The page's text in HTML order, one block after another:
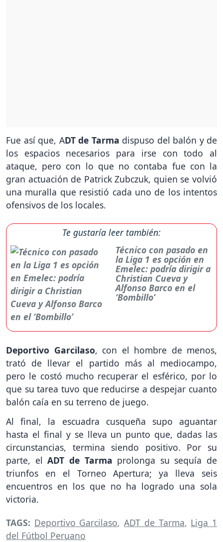
Fue así que, ADT de Tarma dispuso del balón y de
los espacios necesarios para irse con todo al
ataque, pero con lo que no contaba fue con la
gran actuación de Patrick Zubczuk, quien se volvió
una muralla que resistió cada uno de los intentos
ofensivos de los locales.
Te gustaría leer también:
Técnico con pasado en
la Liga 1 es opción en
Emelec: podría dirigir a
Christian Cueva y
Alfonso Barco en el
‘Bombillo’
Deportivo Garcilaso, con el hombre de menos,
trató de llevar el partido más al mediocampo,
pero le costó mucho recuperar el esférico, por lo
que su tarea tuvo que reducirse a despejar cuanto
balón caía en su terreno de juego.
Al final, la escuadra cusqueña supo aguantar
hasta el final y se lleva un punto que, dadas las
circunstancias, termina siendo positivo. Por su
parte, elADT de Tarma prolonga su sequía de
triunfos en el Torneo Apertura; ya lleva seis
encuentros en los que no ha logrado una sola
victoria.
TAGS: Deportivo Garcilaso,ADT de Tarma, Liga 1
del Fútbol Peruano